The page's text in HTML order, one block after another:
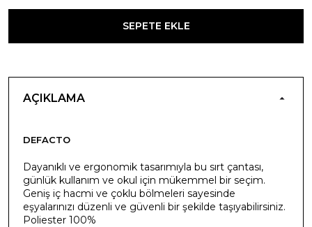
SEPETE EKLE
AÇIKLAMA
DEFACTO
Dayanıklı ve ergonomik tasarımıyla bu sırt çantası,
günlük kullanım ve okul için mükemmel bir seçim.
Geniş iç hacmi ve çoklu bölmeleri sayesinde
eşyalarınızı düzenli ve güvenli bir şekilde taşıyabilirsiniz.
Poliester 100%